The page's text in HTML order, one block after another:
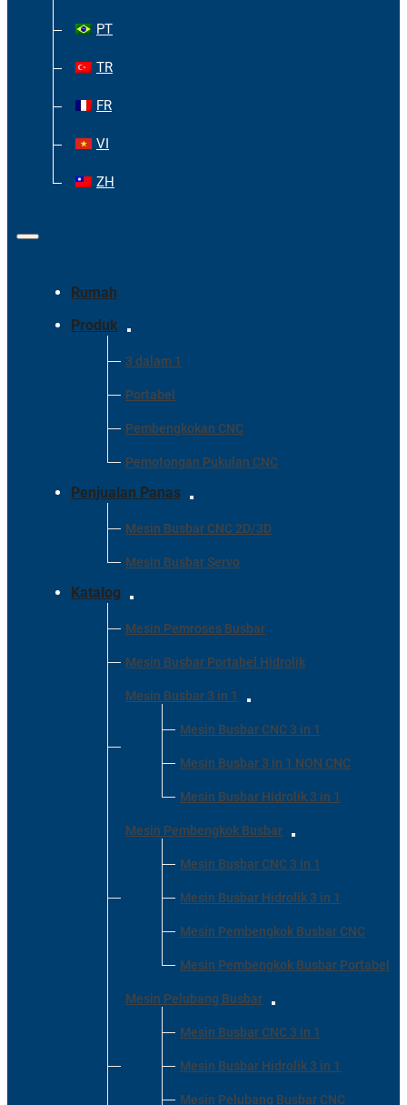
PT
TR
FR
VI
ZH
Rumah
Produk
3 dalam 1
Portabel
Pembengkokan CNC
Pemotongan Pukulan CNC
Penjualan Panas
Mesin Busbar CNC 2D/3D
Mesin Busbar Servo
Katalog
Mesin Pemroses Busbar
Mesin Busbar Portabel Hidrolik
Mesin Busbar 3 in 1
Mesin Busbar CNC 3 in 1
Mesin Busbar 3 in 1 NON CNC
Mesin Busbar Hidrolik 3 in 1
Mesin Pembengkok Busbar
Mesin Busbar CNC 3 in 1
Mesin Busbar Hidrolik 3 in 1
Mesin Pembengkok Busbar CNC
Mesin Pembengkok Busbar Portabel
Mesin Pelubang Busbar
Mesin Busbar CNC 3 in 1
Mesin Busbar Hidrolik 3 in 1
Mesin Pelubang Busbar CNC